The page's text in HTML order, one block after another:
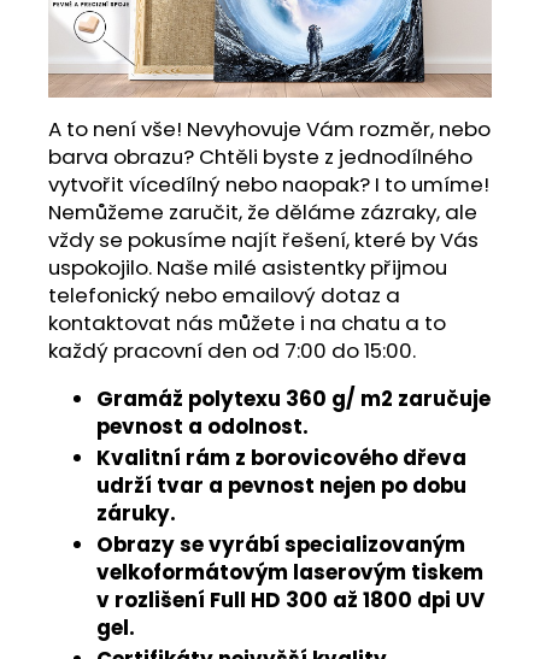
A to není vše! Nevyhovuje Vám rozměr, nebo
barva obrazu? Chtěli byste z jednodílného
vytvořit vícedílný nebo naopak? I to umíme!
Nemůžeme zaručit, že děláme zázraky, ale
vždy se pokusíme najít řešení, které by Vás
uspokojilo. Naše milé asistentky přijmou
telefonický nebo emailový dotaz a
kontaktovat nás můžete i na chatu a to
každý pracovní den od 7:00 do 15:00.
Gramáž polytexu 360 g/ m2 zaručuje
pevnost a odolnost.
Kvalitní rám z borovicového dřeva
udrží tvar a pevnost nejen po dobu
záruky.
Obrazy se vyrábí specializovaným
velkoformátovým laserovým tiskem
v rozlišení Full HD 300 až 1800 dpi UV
gel.